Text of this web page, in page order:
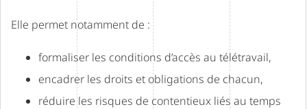
Elle permet notamment de :
formaliser les conditions d’accès au télétravail,
encadrer les droits et obligations de chacun,
réduire les risques de contentieux liés au temps